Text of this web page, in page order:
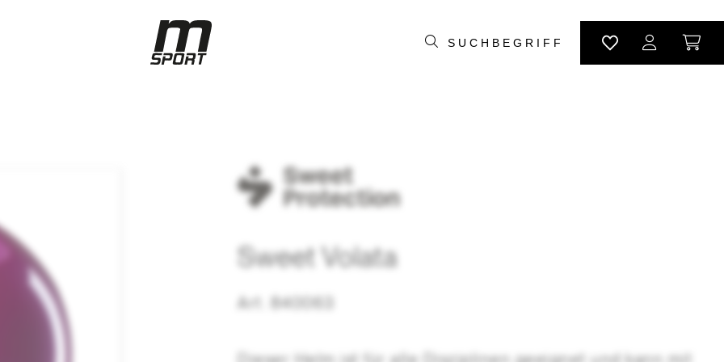
Sweet Volata
Art. 840063